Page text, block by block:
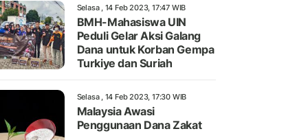
Selasa , 14 Feb 2023, 17:47 WIB
BMH-Mahasiswa UIN
Peduli Gelar Aksi Galang
Dana untuk Korban Gempa
Turkiye dan Suriah
Selasa , 14 Feb 2023, 17:30 WIB
Malaysia Awasi
Penggunaan Dana Zakat